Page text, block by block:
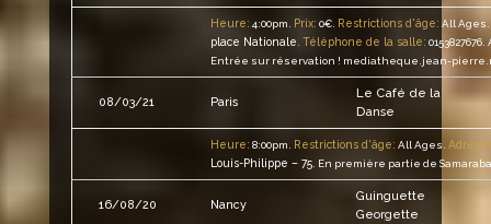
Heure: 4:00pm. Prix: 0€. Restrictions d'âge: All Ages.
place Nationale Téléphone de la salle: 0153827676.
Entrée sur réservation ! mediatheque.jean-
08/03/21 Paris
Le Café de la
Danse
Heure: 8:00pm. Restrictions d'âge: All Ages.
Louis-Philippe – 75. En première partie de
16/08/20 Nancy
Guinguette
Georgette